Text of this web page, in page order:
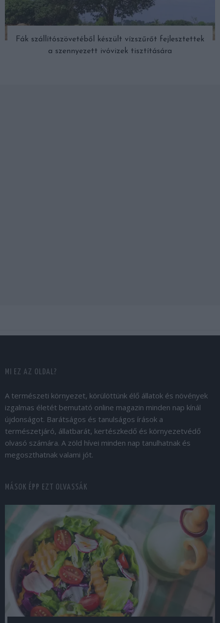
Fák szállítószövetéből készült vízszűrőt fejlesztettek
a szennyezett ivóvizek tisztítására
MI EZ AZ OLDAL?
A természeti környezet, körülöttünk élő állatok és növények
izgalmas életét bemutató online magazin minden nap kínál
újdonságot. Barátságos és tanulságos írások a
természetjáró, állatbarát, kertészkedő és környezetvédő
olvasó számára. A zöld hívei minden nap tanulhatnak és
megoszthatnak valami jót.
MÁSOK ÉPP EZT OLVASSÁK